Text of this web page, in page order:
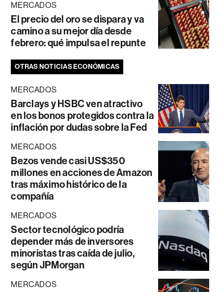
MERCADOS
El precio del oro se dispara y va
camino a su mejor día desde
febrero: qué impulsa el repunte
OTRAS NOTICIAS ECONÓMICAS
MERCADOS
Barclays y HSBC ven atractivo
en los bonos protegidos contra la
inflación por dudas sobre la Fed
MERCADOS
Bezos vende casi US$350
millones en acciones de Amazon
tras máximo histórico de la
compañía
MERCADOS
Sector tecnológico podría
depender más de inversores
minoristas tras caída de julio,
según JPMorgan
MERCADOS